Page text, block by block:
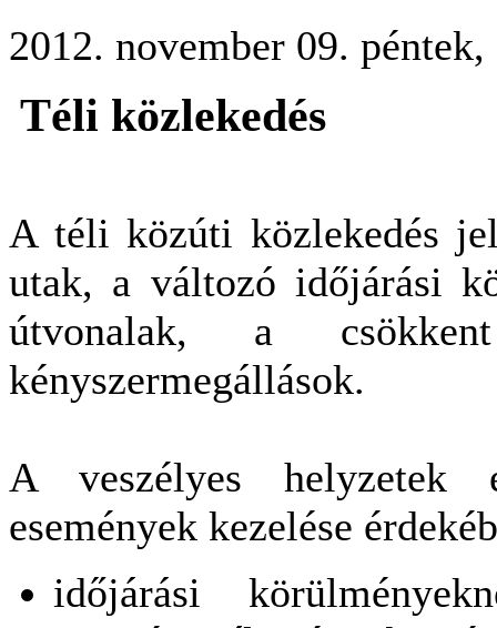
2012. november 09.
Téli közlekedés
A téli közúti közlekedés
utak, a változó időjárási
útvonalak, a
kényszermegállások.
A veszélyes helyzetek
események kezelése
időjárási